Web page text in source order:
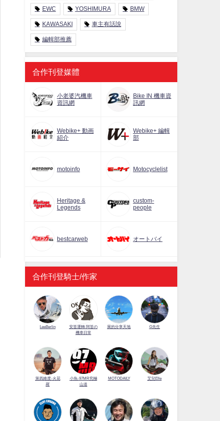
EWC YOSHIMURA BMW
KAWASAKI 車主有話說
編輯部推薦
合作刊登媒體
小老婆汽機車
資訊網
Bike IN 機車資
訊網
Webike+ 動画
紹介
Webike+ 編輯
部
motoinfo Motocyclelist
Heritage &
Legends
custom-
people
bestcarweb オートバイ
合作刊登騎士/作家
LeeBerlin
安筌運轉 阿筌の
機車日常
展的分享天地 G先生
第四維度-火花
羅
小魚-97MR究極
山道
MOTODAILY 艾兒Elle